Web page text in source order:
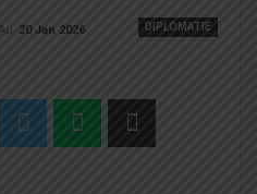
DIPLOMATIE
Au 20 Jan 2026